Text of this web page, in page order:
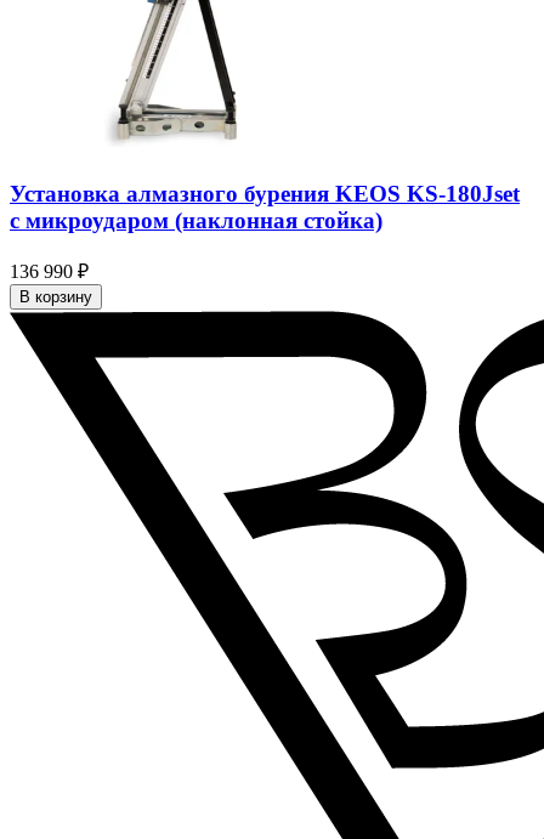
Установка алмазного бурения KEOS KS-180Jset
с микроударом (наклонная стойка)
136 990 ₽
В корзину